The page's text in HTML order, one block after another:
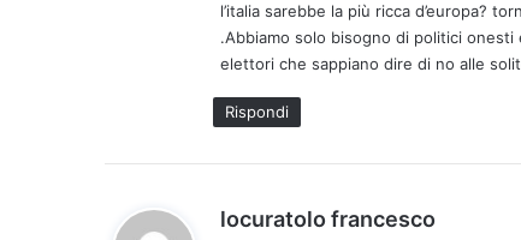
t
o
:
l’italia sarebbe la più ricca d’europa?
.Abbiamo solo bisogno di politici
elettori che sappiano dire di no alle
Rispondi
locuratolo francesco